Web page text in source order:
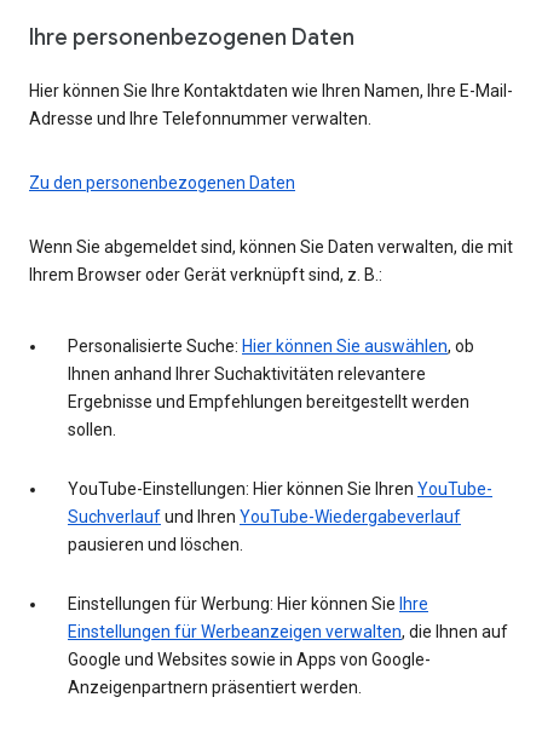
Ihre personenbezogenen Daten
Hier können Sie Ihre Kontaktdaten wie Ihren Namen, Ihre E-Mail-
Adresse und Ihre Telefonnummer verwalten.
Zu den personenbezogenen Daten
Wenn Sie abgemeldet sind, können Sie Daten verwalten, die mit
Ihrem Browser oder Gerät verknüpft sind, z. B.:
Personalisierte Suche: Hier können Sie auswählen, ob
Ihnen anhand Ihrer Suchaktivitäten relevantere
Ergebnisse und Empfehlungen bereitgestellt werden
sollen.
YouTube-Einstellungen: Hier können Sie Ihren YouTube-
Suchverlaufund Ihren YouTube-Wiedergabeverlauf
pausieren und löschen.
Einstellungen für Werbung: Hier können Sie Ihre
Einstellungen für Werbeanzeigen verwalten, die Ihnen auf
Google und Websites sowie in Apps von Google-
Anzeigenpartnern präsentiert werden.